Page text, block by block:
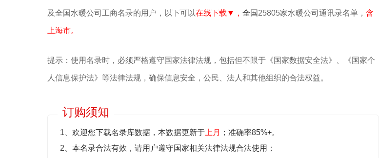
及全国水暖公司工商名录的用户，以下可以在线下载▼， 全国 25805家水暖公司通讯录名单， 含
上海市。
提示：使用名录时，必须严格遵守国家法律法规，包括但不限于《国家数据安全法》、《国家个
人信息保护法》等‌法律法规，确保信息安全，公民、法人和其他组织的合法权益。
订购须知
1、欢迎您下载名录库数据，本数据更新于 上月
；准确率85%+。
2、本名录合法有效，请用户遵守国家相关法律法规合法使用；